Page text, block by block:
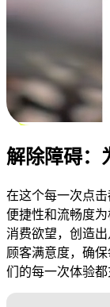
解除障碍：
在这个每一次点
便捷性和流畅度
消费欲望，创造
顾客满意度，确
们的每一次体验都